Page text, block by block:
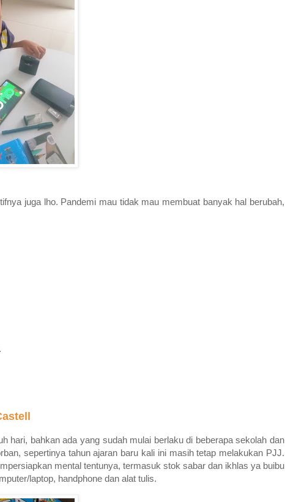
juga lho. Pandemi mau tidak mau membuat banyak hal berubah,
hari, bahkan ada yang sudah mulai berlaku di beberapa sekolah dan
sepertinya tahun ajaran baru kali ini masih tetap melakukan PJJ.
mental tentunya, termasuk stok sabar dan ikhlas ya buibu
laptop, handphone dan alat tulis.